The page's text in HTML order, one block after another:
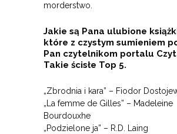
morderstwo.
Jakie są Pana ulubione
które z czystym sumieniem
Pan czytelnikom portalu
Takie ścisłe Top 5.
„Zbrodnia i kara” – Fiodor
„La femme de Gilles” – Madeleine
Bourdouxhe
„Podzielone ja” – R.D. Laing